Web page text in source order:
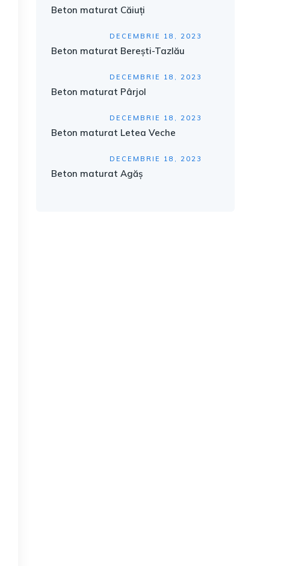
Beton maturat Căiuți
DECEMBRIE 18, 2023
Beton maturat Berești-Tazlău
DECEMBRIE 18, 2023
Beton maturat Pârjol
DECEMBRIE 18, 2023
Beton maturat Letea Veche
DECEMBRIE 18, 2023
Beton maturat Agăș